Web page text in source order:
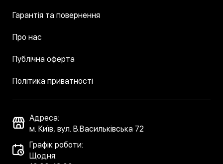
Гарантія та повернення
Про нас
Публічна оферта
Політика приватності
Адреса:
м. Київ, вул. В.Васильківська 72
Графік роботи:
Щодня: